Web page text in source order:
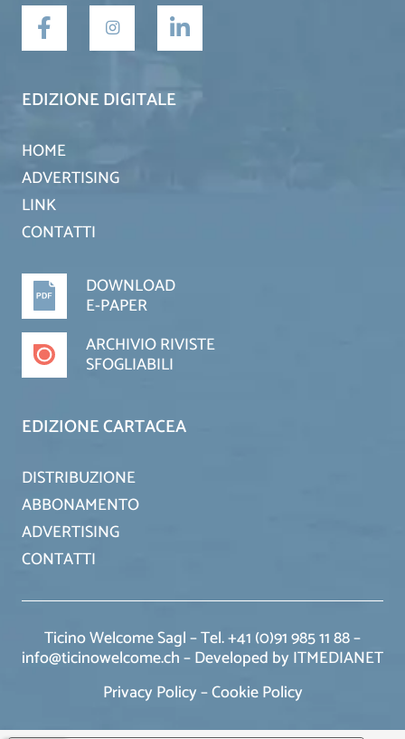
EDIZIONE DIGITALE
HOME
ADVERTISING
LINK
CONTATTI
DOWNLOAD
E-PAPER
ARCHIVIO RIVISTE
SFOGLIABILI
EDIZIONE CARTACEA
DISTRIBUZIONE
ABBONAMENTO
ADVERTISING
CONTATTI
Ticino Welcome Sagl – Tel. +41 (0)91 985 11 88 –
info@ticinowelcome.ch –Developed by ITMEDIANET
Privacy Policy–Cookie Policy